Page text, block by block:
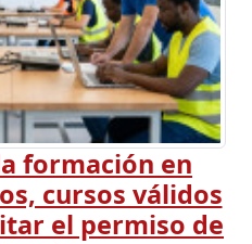
formación en
cursos válidos
el permiso de